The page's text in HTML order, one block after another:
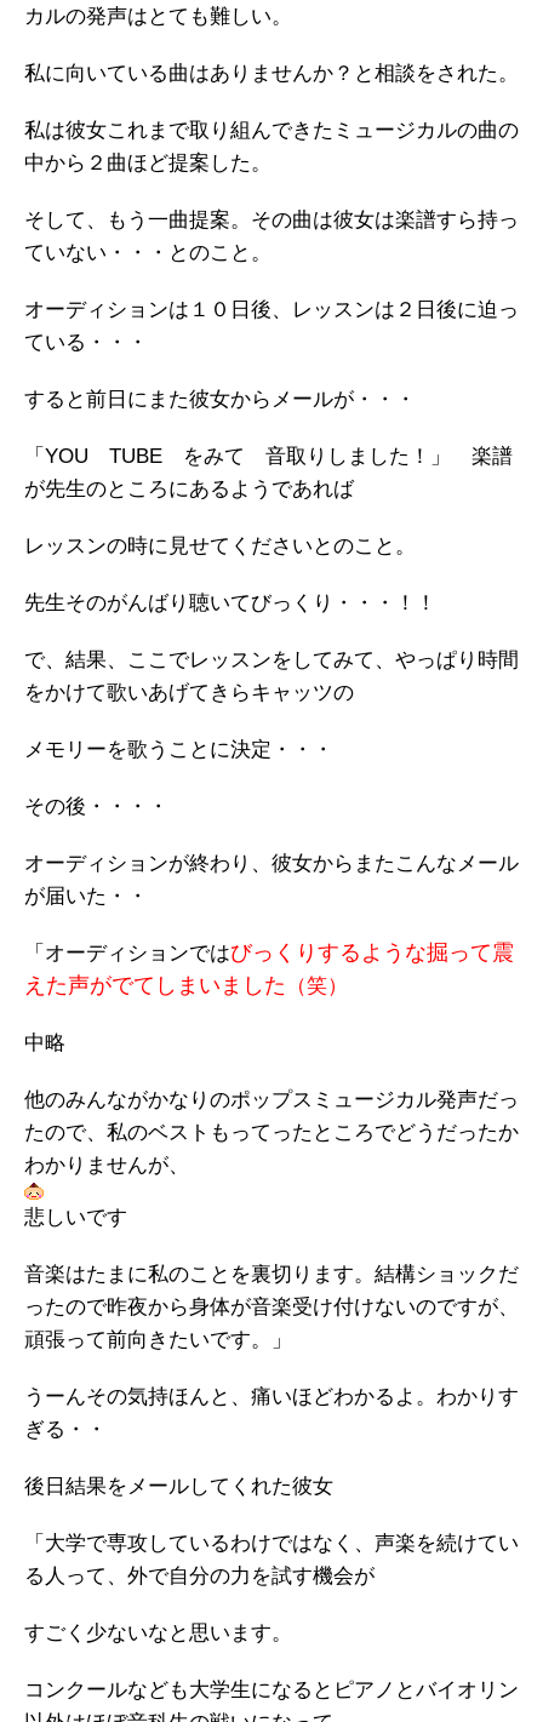
カルの発声はとても難しい。
私に向いている曲はありませんか？と相談をされた。
私は彼女これまで取り組んできたミュージカルの曲の
中から２曲ほど提案した。
そして、もう一曲提案。その曲は彼女は楽譜すら持っ
ていない・・・とのこと。
オーディションは１０日後、レッスンは２日後に迫っ
ている・・・
すると前日にまた彼女からメールが・・・
「YOU TUBE をみて 音取りしました！」 楽譜
が先生のところにあるようであれば
レッスンの時に見せてくださいとのこと。
先生そのがんばり聴いてびっくり・・・！！
で、結果、ここでレッスンをしてみて、やっぱり時間
をかけて歌いあげてきらキャッツの
メモリーを歌うことに決定・・・
その後・・・・
オーディションが終わり、彼女からまたこんなメール
が届いた・・
「オーディションではびっくりするような掘って震
えた声がでてしまいました
（笑）
中略
他のみんながかなりのポップスミュージカル発声だっ
たので、私のベストもってったところでどうだったか
わかりませんが、
悲しいです
音楽はたまに私のことを裏切ります。結構ショックだ
ったので昨夜から身体が音楽受け付けないのですが、
頑張って前向きたいです。」
うーんその気持ほんと、痛いほどわかるよ。わかりす
ぎる・・
後日結果をメールしてくれた彼女
「大学で専攻しているわけではなく、声楽を続けてい
る人って、外で自分の力を試す機会が
すごく少ないなと思います。
コンクールなども大学生になるとピアノとバイオリン